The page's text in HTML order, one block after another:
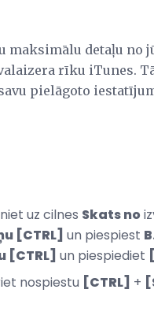
detaļu no
rīku iTunes.
pielāgoto
uz cilnes Skats no
[CTRL] un piespiest
[CTRL] un piespiediet
nospiestu [CTRL] +